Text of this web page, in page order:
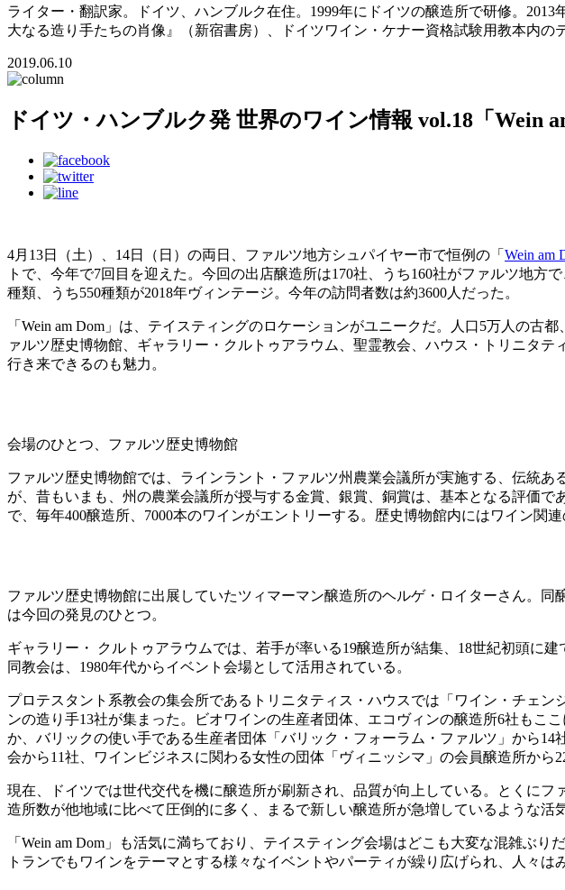
ライター・翻訳家。ドイツ、ハンブルク在住。1999年にドイツの醸造所で研修。
大なる造り手たちの肖像』（新宿書房）、ドイツワイン・ケナー資格試験用教本内の
2019.06.10
ドイツ・ハンブルク発 世界のワイン情報 vol.18「Wein
4月13日（土）、14日（日）の両日、ファルツ地方シュパイヤー市で恒例の「 Wein am
トで、今年で7回目を迎えた。今回の出店醸造所は170社、うち160社がファルツ地
種類、うち550種類が2018年ヴィンテージ。今年の訪問者数は約3600人だった。
「Wein am Dom」は、テイスティングのロケーションがユニークだ。人口5万人の
ァルツ歴史博物館、ギャラリー・クルトゥアラウム、聖霊教会、ハウス・トリニタ
行き来できるのも魅力。
会場のひとつ、ファルツ歴史博物館
ファルツ歴史博物館では、ラインラント・ファルツ州農業会議所が実施する、伝統
が、昔もいまも、州の農業会議所が授与する金賞、銀賞、銅賞は、基本となる評価
で、毎年400醸造所、7000本のワインがエントリーする。歴史博物館内にはワイン関
ファルツ歴史博物館に出展していたツィマーマン醸造所のヘルゲ・ロイターさん。同
は今回の発見のひとつ。
ギャラリー・ クルトゥアラウムでは、若手が率いる19醸造所が結集、18世紀初頭に
同教会は、1980年代からイベント会場として活用されている。
プロテスタント系教会の集会所であるトリニタティス・ハウスでは「ワイン・チェ
ンの造り手13社が集まった。ビオワインの生産者団体、エコヴィンの醸造所6社もこ
か、バリックの使い手である生産者団体「バリック・フォーラム・ファルツ」から
会から11社、ワインビジネスに関わる女性の団体「ヴィニッシマ」の会員醸造所か
現在、ドイツでは世代交代を機に醸造所が刷新され、品質が向上している。とくに
造所数が他地域に比べて圧倒的に多く、まるで新しい醸造所が急増しているような活
「Wein am Dom」も活気に満ちており、テイスティング会場はどこも大変な混雑ぶ
トランでもワインをテーマとする様々なイベントやパーティが繰り広げられ、人々